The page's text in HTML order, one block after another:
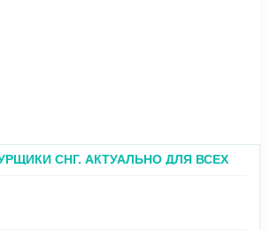
СНГ. АКТУАЛЬНО ДЛЯ ВСЕХ